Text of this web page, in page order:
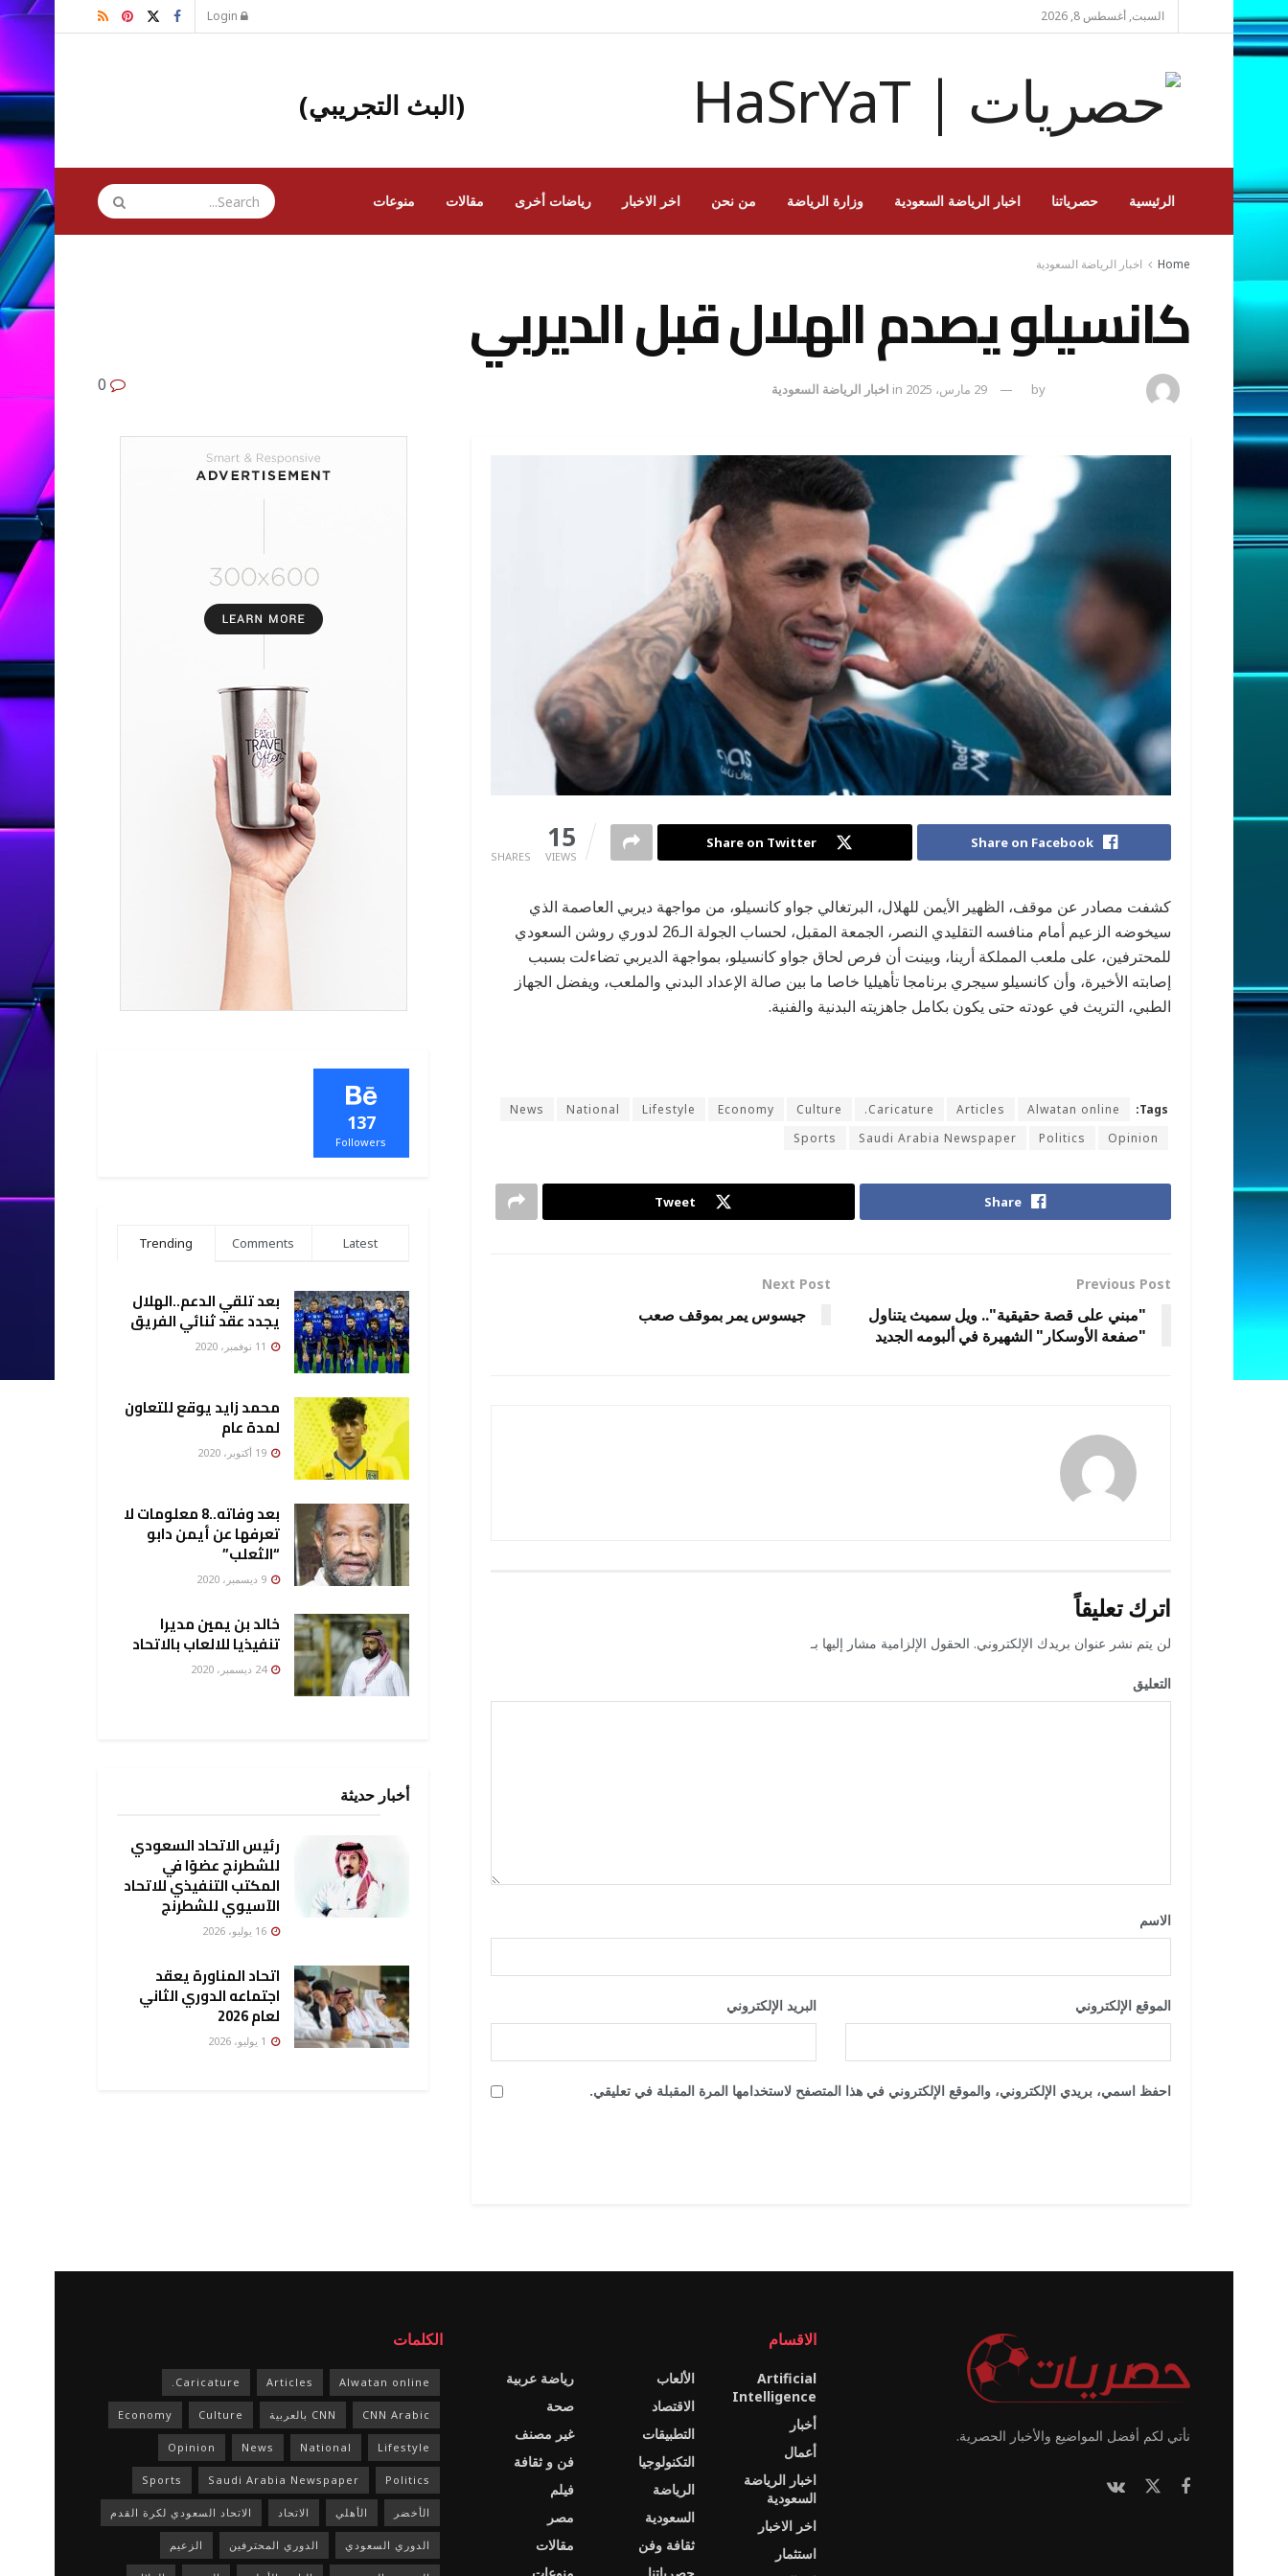
السبت, أغسطس 8, 2026
(البث التجريبي)
الرئيسية حصرياتنا اخبار الرياضة السعودية وزارة الرياضة من نحن اخر الاخبار رياضات أخرى مقالات منوعات
Home اخبار الرياضة السعودية
كانسيلو يصدم الهلال قبل الديربي
by 29 مارس، 2025 in اخبار الرياضة السعودية
SHARES
15
VIEWS
Share on Facebook
Share on Twitter
كشفت مصادر عن موقف، الظهير اﻷيمن للهلال، البرتغالي جواو كانسيلو، من مواجهة ديربي العاصمة الذي
سيخوضه الزعيم أمام منافسه التقليدي النصر، الجمعة المقبل، لحساب الجولة الـ26 لدوري روشن السعودي
للمحترفين، على ملعب المملكة أرينا، وبينت أن فرص لحاق جواو كانسيلو، بمواجهة الديربي تضاءلت بسبب
إصابته الأخيرة، وأن كانسيلو سيجري برنامجا تأهيليا خاصا ما بين صالة الإعداد البدني والملعب، ويفضل الجهاز
الطبي، التريث في عودته حتى يكون بكامل جاهزيته البدنية والفنية.
Tags:
Alwatan online
Articles
Caricature.
Culture
Economy
Lifestyle
National
News
Opinion
Politics
Saudi Arabia Newspaper
Sports
Share
Tweet
Previous Post
"مبني على قصة حقيقية".. ويل سميث يتناول
"صفعة الأوسكار" الشهيرة في ألبومه الجديد
Next Post
جيسوس يمر بموقف صعب
اترك تعليقاً
لن يتم نشر عنوان بريدك الإلكتروني. الحقول الإلزامية مشار إليها بـ
التعليق
الاسم
البريد الإلكتروني الموقع الإلكتروني
احفظ اسمي، بريدي الإلكتروني، والموقع الإلكتروني في هذا المتصفح لاستخدامها المرة المقبلة في تعليقي.
137
Followers
Trending Comments Latest
بعد تلقي الدعم..الهلال
يجدد عقد ثنائي الفريق
محمد زايد يوقع للتعاون
لمدة عام
بعد وفاته..8 معلومات لا
تعرفها عن أيمن دابو
“الثعلب”
خالد بن يمين مديرا
تنفيذيا للالعاب بالاتحاد
24 ديسمبر، 2020
أخبار حديثة
رئيس الاتحاد السعودي
للشطرنج عضوًا في
المكتب التنفيذي للاتحاد
الآسيوي للشطرنج
اتحاد المناورة يعقد
اجتماعه الدوري الثاني
لعام 2026
نأتي لكم أفضل المواضيع والأخبار الحصرية.
الاقسام
Artificial
Intelligence
أخبار
أعمال
اخبار الرياضة
السعودية
اخر الاخبار
استثمار
الألعاب
الاقتصاد
التطبيقات
التكنولوجيا
الرياضة
السعودية
ثقافة وفن
رياضة عربية
صحة
غير مصنف
فن و ثقافة
فيلم
مصر
مقالات
الكلمات
Alwatan online
Articles
Caricature.
CNN Arabic CNN بالعربية Culture
Economy
Lifestyle
National
News
Opinion
Politics
Saudi Arabia Newspaper
Sports
الأخضر الأهلي الاتحاد الاتحاد السعودي لكرة القدم
الدوري السعودي الدوري المحترفين الزعيم